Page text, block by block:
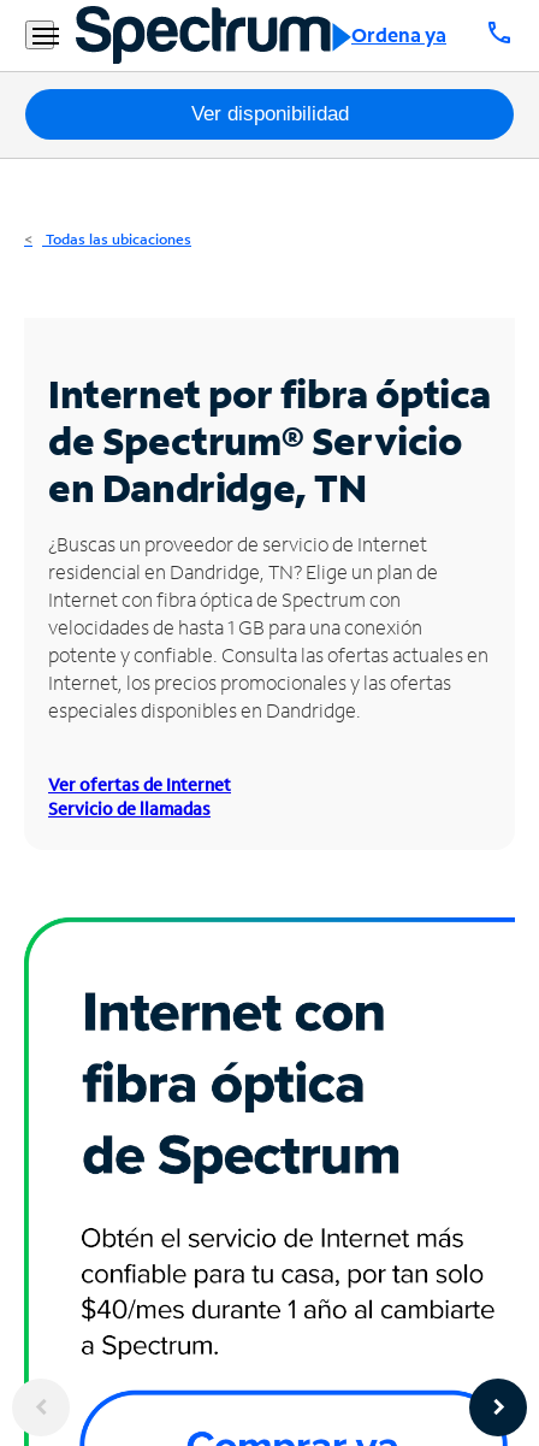
Ordena ya call
Residencial
Business
Paquetes
Internet
Business
Contáctanos
Inglés
Administrar
cuenta
Encuentra
una
tienda
Ver disponibilidad
Todas las ubicaciones
Internet por fibra óptica
de Spectrum®Servicio
en Dandridge, TN
¿Buscas un proveedor de servicio de Internet
residencial en Dandridge, TN? Elige un plan de
Internet con fibra óptica de Spectrum con
velocidades de hasta 1 GB para una conexión
potente y confiable. Consulta las ofertas actuales en
Internet, los precios promocionales y las ofertas
especiales disponibles en Dandridge.
Ver ofertas de Internet
Servicio de llamadas